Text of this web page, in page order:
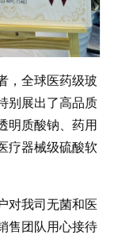
，全球医药级玻
别展出了高品质
明质酸钠、药用
疗器械级硫酸软
对我司无菌和医
售团队用心接待